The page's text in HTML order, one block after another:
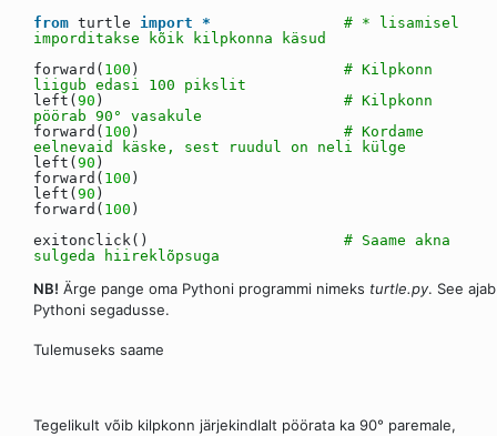
from turtle import *
# * lisamisel
imporditakse kõik kilpkonna käsud
forward( 100 ) # Kilpkonn
liigub edasi 100 pikslit
left( 90 ) # Kilpkonn
pöörab 90° vasakule
forward( 100 ) # Kordame
eelnevaid käske, sest ruudul on neli külge
left( 90 )
forward( 100 )
left( 90 )
forward( 100 )
exitonclick() # Saame akna
sulgeda hiireklõpsuga
NB! Ärge pange oma Pythoni programmi nimeks turtle.py. See ajab
Pythoni segadusse.
Tulemuseks saame
Tegelikult võib kilpkonn järjekindlalt pöörata ka 90° paremale,